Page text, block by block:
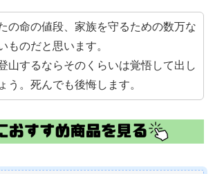
の命の値段、家族を守るための数万な
ものだと思います。
山するならそのくらいは覚悟して出し
う。死んでも後悔します。